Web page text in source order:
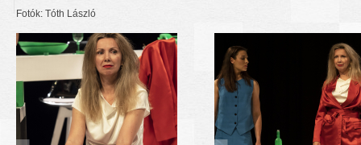
Fotók: Tóth László